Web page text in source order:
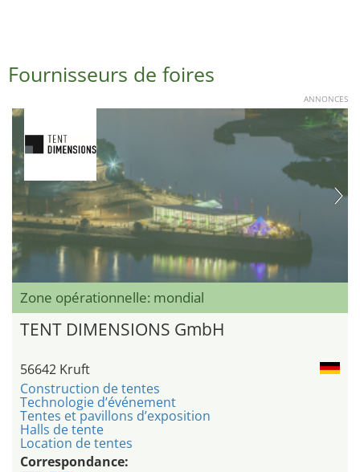
Fournisseurs de foires
ANNONCES
Zone opérationnelle: mondial
TENT DIMENSIONS GmbH
56642 Kruft
Construction de tentes
Technologie d’événement
Tentes et pavillons d’exposition
Halls de tente
Location de tentes
Correspondance: